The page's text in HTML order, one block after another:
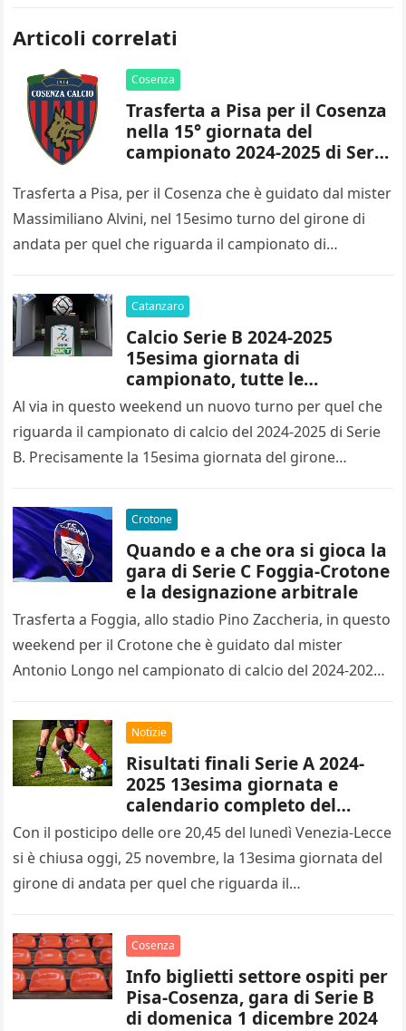
Articoli correlati
Cosenza
Trasferta a Pisa per il Cosenza
nella 15° giornata del
campionato 2024-2025 di Serie
Trasferta a Pisa, per il Cosenza che è guidato dal mister
Massimiliano Alvini, nel 15esimo turno del girone di
andata per quel che riguarda il campionato di…
Catanzaro
Calcio Serie B 2024-2025
15esima giornata di
campionato, tutte le
designazioni arbitrali
Al via in questo weekend un nuovo turno per quel che
riguarda il campionato di calcio del 2024-2025 di Serie
B. Precisamente la 15esima giornata del girone…
Crotone
Quando e a che ora si gioca la
gara di Serie C Foggia-Crotone
e la designazione arbitrale
Trasferta a Foggia, allo stadio Pino Zaccheria, in questo
weekend per il Crotone che è guidato dal mister
Antonio Longo nel campionato di calcio del 2024-2025
Notizie
Risultati finali Serie A 2024-
2025 13esima giornata e
calendario completo del
14esimo turno
Con il posticipo delle ore 20,45 del lunedì Venezia-Lecce
si è chiusa oggi, 25 novembre, la 13esima giornata del
girone di andata per quel che riguarda il…
Cosenza
Info biglietti settore ospiti per
Pisa-Cosenza, gara di Serie B
di domenica 1 dicembre 2024